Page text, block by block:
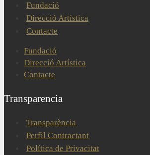
Fundació
Direcció Artística
Contacte
Fundació
Direcció Artística
Contacte
Transparencia
Transparència
Perfil Contractant
Política de Privacitat